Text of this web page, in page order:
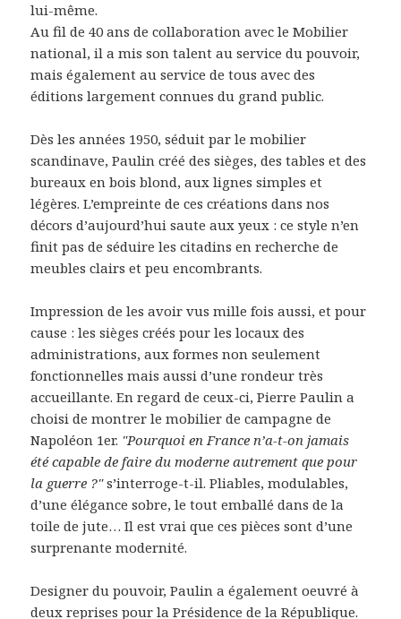
lui-même.
Au fil de 40 ans de collaboration avec le Mobilier
national, il a mis son talent au service du pouvoir,
mais également au service de tous avec des
éditions largement connues du grand public.
Dès les années 1950, séduit par le mobilier
scandinave, Paulin créé des sièges, des tables et des
bureaux en bois blond, aux lignes simples et
légères. L’empreinte de ces créations dans nos
décors d’aujourd’hui saute aux yeux : ce style n’en
finit pas de séduire les citadins en recherche de
meubles clairs et peu encombrants.
Impression de les avoir vus mille fois aussi, et pour
cause : les sièges créés pour les locaux des
administrations, aux formes non seulement
fonctionnelles mais aussi d’une rondeur très
accueillante. En regard de ceux-ci, Pierre Paulin a
choisi de montrer le mobilier de campagne de
Napoléon 1er. "Pourquoi en France n’a-t-on jamais
été capable de faire du moderne autrement que pour
la guerre ?"s’interroge-t-il. Pliables, modulables,
d’une élégance sobre, le tout emballé dans de la
toile de jute… Il est vrai que ces pièces sont d’une
surprenante modernité.
Designer du pouvoir, Paulin a également oeuvré à
deux reprises pour la Présidence de la République.